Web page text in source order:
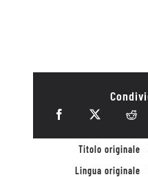
Titolo originale
Lingua originale